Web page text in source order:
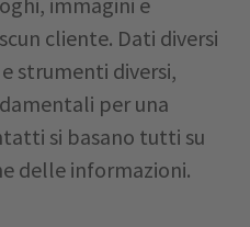
cliente. Dati diversi
strumenti diversi,
per una
si basano tutti su
delle informazioni.